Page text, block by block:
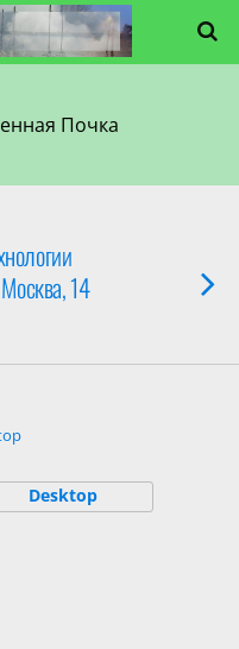
Почка
14
Desktop